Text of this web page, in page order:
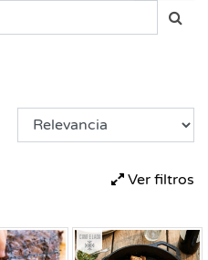
Ver filtros
Congelado